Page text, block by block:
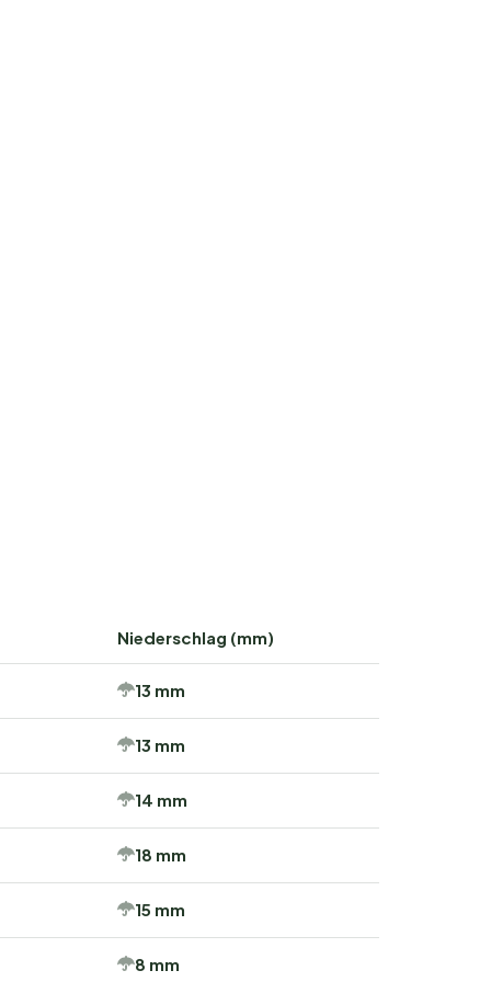
Niederschlag (mm)
13 mm
13 mm
14 mm
18 mm
15 mm
8 mm